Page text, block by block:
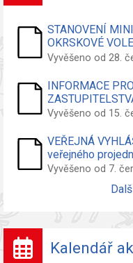
STANOVENÍ
OKRSKOVÉ
Vyvěšeno od 28.
INFORMACE
Vyvěšeno od 15.
VEŘEJNÁ
veřejného
Vyvěšeno od 7.
Kalendář